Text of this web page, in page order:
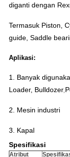
diganti dengan
Termasuk Piston,
guide, Saddle
Aplikasi:
1. Banyak
Loader, Bulldozer,
2. Mesin industri
3. Kapal
Spesifikasi
Atribut